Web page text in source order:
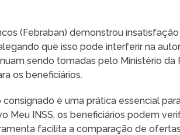
(Febraban) demonstrou
que isso pode interferir na
sendo tomadas pelo Ministério da
os beneficiários.
consignado é uma prática essencial
Meu INSS, os beneficiários podem
facilita a comparação de